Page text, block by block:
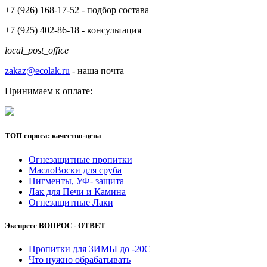
+7 (926) 168-17-52 - подбор состава
+7 (925) 402-86-18 - консультация
local_post_office
zakaz@ecolak.ru - наша почта
Принимаем к оплате:
ТОП спроса: качество-цена
Огнезащитные пропитки
МаслоВоски для сруба
Пигменты, УФ- защита
Лак для Печи и Камина
Огнезащитные Лаки
Экспресс ВОПРОС - ОТВЕТ
Пропитки для ЗИМЫ до -20С
Что нужно обрабатывать